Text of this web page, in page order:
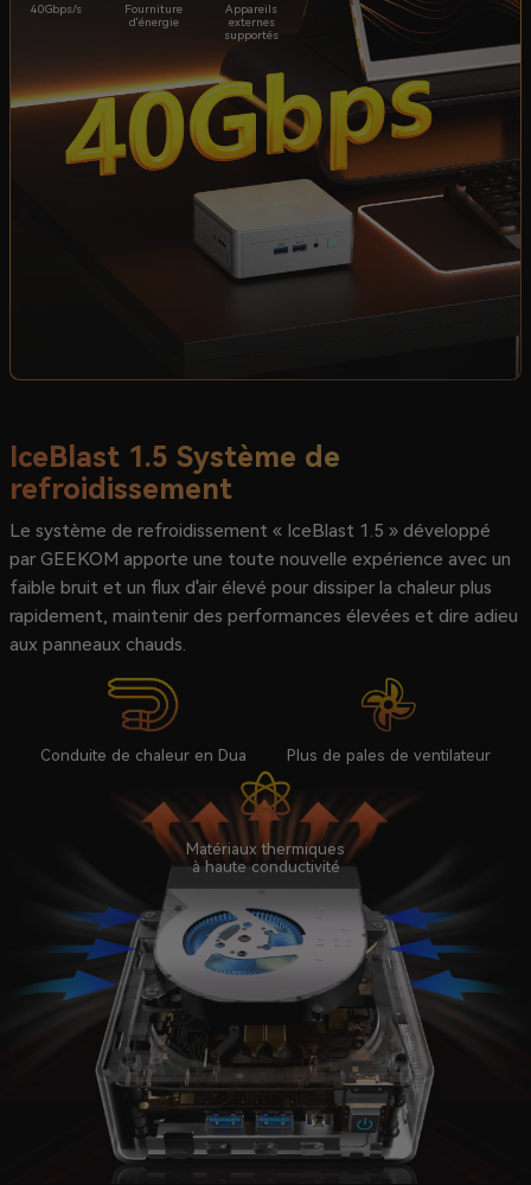
40Gbps/s
Fourniture
d'énergie
Appareils
externes
supportés
IceBlast 1.5 Système de
refroidissement
Le système de refroidissement « IceBlast 1.5 » développé
par GEEKOM apporte une toute nouvelle expérience avec un
faible bruit et un flux d'air élevé pour dissiper la chaleur plus
rapidement, maintenir des performances élevées et dire adieu
aux panneaux chauds.
Conduite de chaleur en Dua Plus de pales de ventilateur
Matériaux thermiques
à haute conductivité